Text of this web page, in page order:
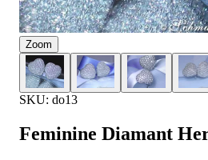
Zoom
SKU: do13
Feminine Diamant